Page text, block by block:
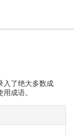
入了绝大多数成
成语。